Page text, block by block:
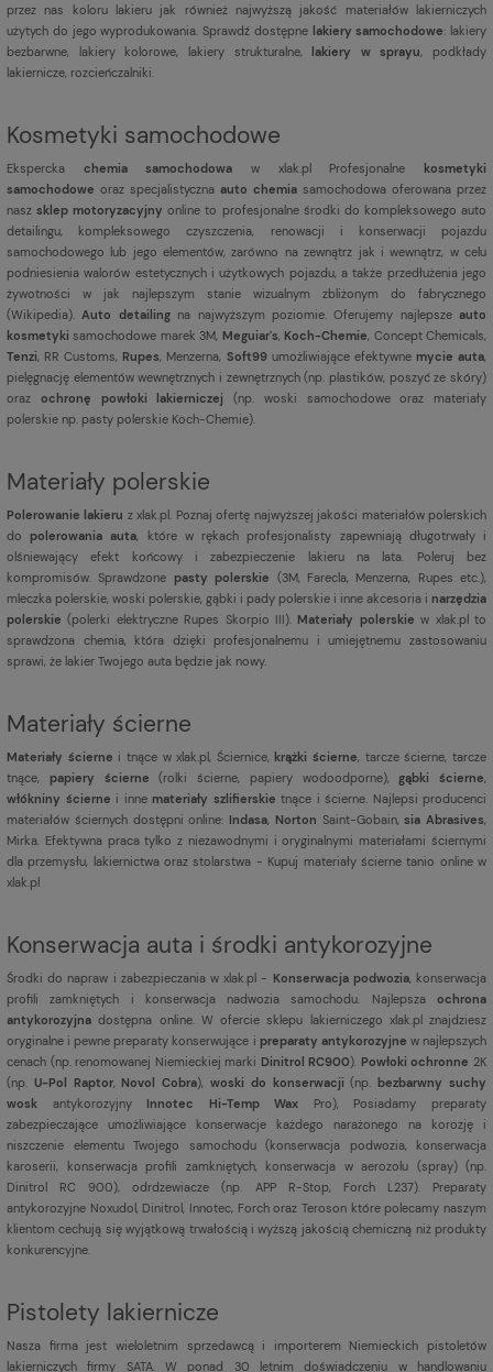
przez nas koloru lakieru jak również najwyższą jakość materiałów lakierniczych
użytych do jego wyprodukowania. Sprawdź dostępne lakiery samochodowe: lakiery
bezbarwne, lakiery kolorowe, lakiery strukturalne,lakiery w sprayu , podkłady
lakiernicze, rozcieńczalniki.
Kosmetyki samochodowe
Ekspercka chemia samochodowa w xlak.pl Profesjonalnekosmetyki
samochodowe oraz specjalistyczna auto chemia samochodowa oferowana przez
naszsklep motoryzacyjny online to profesjonalne środki do kompleksowego auto
detailingu, kompleksowego czyszczenia, renowacji i konserwacji pojazdu
samochodowego lub jego elementów, zarówno na zewnątrz jak i wewnątrz, w celu
podniesienia walorów estetycznych i użytkowych pojazdu, a także przedłużenia jego
żywotności w jak najlepszym stanie wizualnym zbliżonym do fabrycznego
(Wikipedia). Auto detailingna najwyższym poziomie. Oferujemy najlepszeauto
kosmetykisamochodowe marek 3M, Meguiar's Koch-Chemie , Concept Chemicals,
Tenzi , RR Customs, Rupes , Menzerna, Soft99umożliwiające efektywne mycie auta
pielęgnację elementów wewnętrznych i zewnętrznych (np. plastików, poszyć ze skóry)
oraz ochronę powłoki lakierniczej (np. woski samochodowe oraz materiały
polerskie np. pasty polerskie Koch-Chemie).
Materiały polerskie
Polerowanie lakieru z xlak.pl. Poznaj ofertę najwyższej jakości materiałów polerskich
dopolerowania auta , które w rękach profesjonalisty zapewniają długotrwały i
olśniewający efekt końcowy i zabezpieczenie lakieru na lata. Poleruj bez
kompromisów. Sprawdzone pasty polerskie (3M, Farecla, Menzerna, Rupes etc.),
mleczka polerskie, woski polerskie, gąbki i pady polerskie i inne akcesoria i narzędzia
polerskie (polerki elektryczne Rupes Skorpio III). Materiały polerskie w xlak.pl to
sprawdzona chemia, która dzięki profesjonalnemu i umiejętnemu zastosowaniu
sprawi, że lakier Twojego auta będzie jak nowy.
Materiały ścierne
Materiały ścierne i tnące w xlak.pl, Ściernice,krążki ścierne , tarcze ścierne, tarcze
tnące, papiery ścierne (rolki ścierne, papiery wodoodporne),gąbki ścierne
włókniny ścierne i inne materiały szlifierskie tnące i ścierne. Najlepsi producenci
materiałów ściernych dostępni online: Indasa Norton Saint-Gobain,sia Abrasives
Mirka. Efektywna praca tylko z niezawodnymi i oryginalnymi materiałami ściernymi
dla przemysłu, lakiernictwa oraz stolarstwa - Kupuj materiały ścierne tanio online w
xlak.pl
Konserwacja auta i środki antykorozyjne
Środki do napraw i zabezpieczania w xlak.pl - Konserwacja podwozia, konserwacja
profili zamkniętych i konserwacja nadwozia samochodu. Najlepsza ochrona
antykorozyjna dostępna online. W ofercie sklepu lakierniczego xlak.pl znajdziesz
oryginalne i pewne preparaty konserwujące i preparaty antykorozyjne w najlepszych
cenach (np. renomowanej Niemieckiej marki Dinitrol RC900). Powłoki ochronne 2K
(np. U-Pol Raptor, Novol Cobra),woski do konserwacji (np.bezbarwny suchy
wosk antykorozyjny Innotec Hi-Temp Wax Pro), Posiadamy preparaty
zabezpieczające umożliwiające konserwacje każdego narażonego na korozję i
niszczenie elementu Twojego samochodu (konserwacja podwozia, konserwacja
karoserii, konserwacja profili zamkniętych, konserwacja w aerozolu (spray) (np.
Dinitrol RC 900), odrdzewiacze (np. APP R-Stop, Forch L237). Preparaty
antykorozyjne Noxudol, Dinitrol, Innotec, Forch oraz Teroson które polecamy naszym
klientom cechują się wyjątkową trwałością i wyższą jakością chemiczną niż produkty
konkurencyjne.
Pistolety lakiernicze
Nasza firma jest wieloletnim sprzedawcą i importerem Niemieckich pistoletów
lakierniczych firmy SATA. W ponad 30 letnim doświadczeniu w handlowaniu